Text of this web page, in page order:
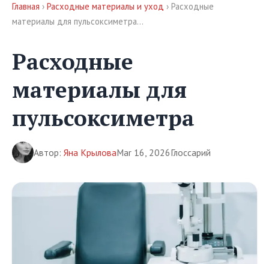
Главная › Расходные материалы и уход › Расходные
материалы для пульсоксиметра…
Расходные
материалы для
пульсоксиметра
Автор: Яна КрыловаMar 16, 2026Глоссарий